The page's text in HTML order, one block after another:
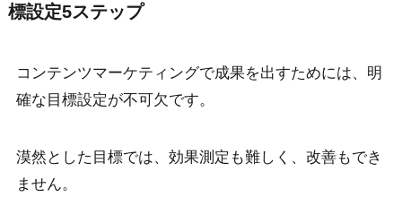
標設定5ステップ
コンテンツマーケティングで成果を出すためには、明
確な目標設定が不可欠です。
漠然とした目標では、効果測定も難しく、改善もでき
ません。